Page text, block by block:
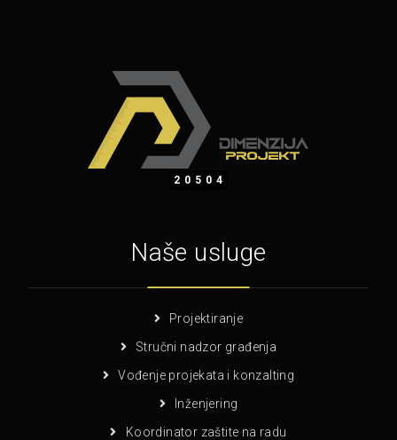
20504
Naše usluge
Projektiranje
Stručni nadzor građenja
Vođenje projekata i konzalting
Inženjering
Koordinator zaštite na radu